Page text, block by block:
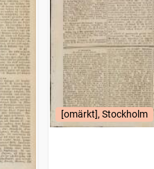
[omärkt], Stockholm